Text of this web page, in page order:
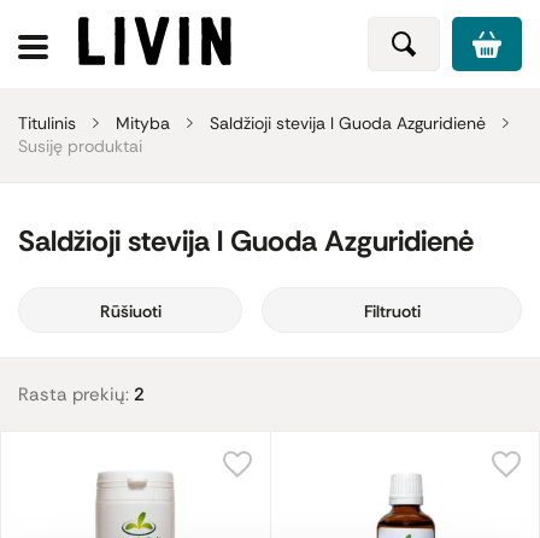
Titulinis Mityba
Saldžioji stevija l Guoda Azguridienė
Susiję produktai
Saldžioji stevija l Guoda Azguridienė
Rūšiuoti Filtruoti
Rasta prekių: 2